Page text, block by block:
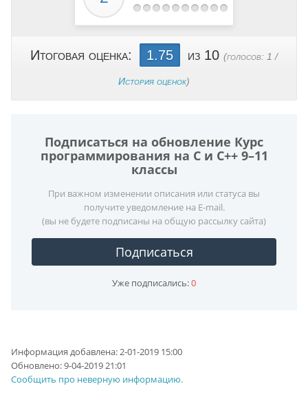
Итоговая оценка: 1.75 из 10 (голосов: 1 /
История оценок)
Подписаться на обновление Курс
программирования на C и C++ 9–11
классы
При важном изменении описания или статуса вы
получите уведомление на E-mail.
(вы не будете подписаны на общую рассылку сайта)
Подписаться
Уже подписались:0
Информация добавлена:2-01-2019 15:00
Обновлено:9-04-2019 21:01
Сообщить про неверную информацию.